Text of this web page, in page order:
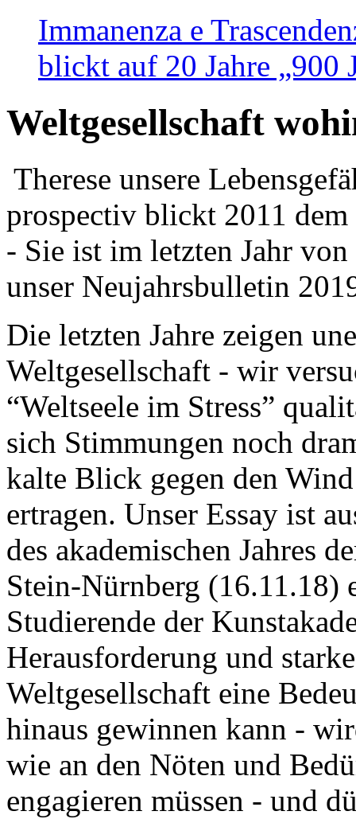
Immanenza e
blickt auf 20 Jahre „900
Weltgesellschaft
Therese unsere
prospectiv blickt 2011
- Sie ist im letzten Jahr
unser Neujahrsbulletin
Die letzten Jahre zeigen
Weltgesellschaft - wir
“Weltseele im Stress”
sich Stimmungen noch
kalte Blick gegen den
ertragen. Unser Essay ist
des akademischen Jahres
Stein-Nürnberg (16.11.18)
Studierende der
Herausforderung und
Weltgesellschaft eine
hinaus gewinnen kann -
wie an den Nöten und
engagieren müssen - und